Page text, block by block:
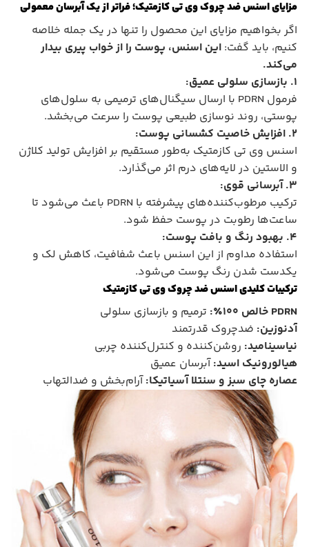
مزایای اسنس ضد چروک وی تی کازمتیک؛ فراتر از یک آبرسان معمولی
اگر بخواهیم مزایای این محصول را تنها در یک جمله خلاصه
کنیم، باید گفت: این اسنس، پوست را از خواب پیری بیدار
می‌کند.
۱. بازسازی سلولی عمیق:
فرمول PDRN با ارسال سیگنال‌های ترمیمی به سلول‌های
پوستی، روند نوسازی طبیعی پوست را سرعت می‌بخشد.
۲. افزایش خاصیت کشسانی پوست:
اسنس وی تی کازمتیک به‌طور مستقیم بر افزایش تولید کلاژن
و الاستین در لایه‌های درم اثر می‌گذارد.
۳. آبرسانی قوی:
ترکیب مرطوب‌کننده‌های پیشرفته با PDRN باعث می‌شود تا
ساعت‌ها رطوبت در پوست حفظ شود.
۴. بهبود رنگ و بافت پوست:
استفاده مداوم از این اسنس باعث شفافیت، کاهش لک و
یکدست شدن رنگ پوست می‌شود.
ترکیبات کلیدی اسنس ضد چروک وی تی کازمتیک
PDRN خالص ۱۰۰٪:
ترمیم و بازسازی سلولی
آدنوزین: ضدچروک قدرتمند
نیاسینامید: روشن‌کننده و کنترل‌کننده چربی
هیالورونیک اسید:آبرسان عمیق
عصاره چای سبز و سنتلا آسیاتیکا:آرام‌بخش و ضدالتهاب